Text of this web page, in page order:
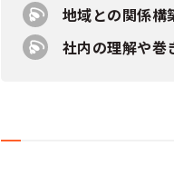
地域との関係構
社内の理解や巻